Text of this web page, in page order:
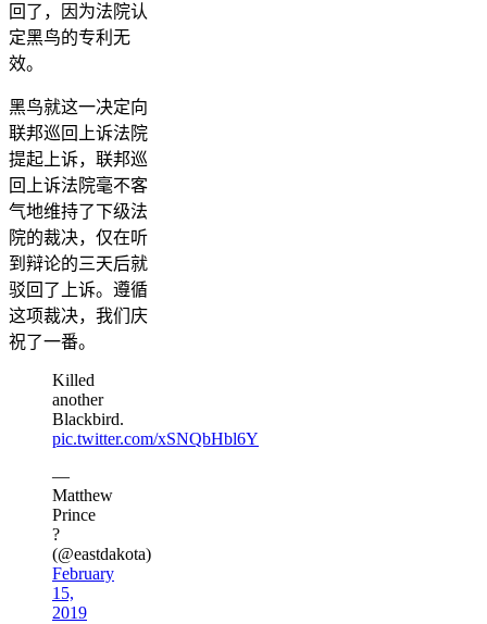
回了，因为法院认
定黑鸟的专利无
效。
黑鸟就这一决定向
联邦巡回上诉法院
提起上诉，联邦巡
回上诉法院毫不客
气地维持了下级法
院的裁决，仅在听
到辩论的三天后就
驳回了上诉。遵循
这项裁决，我们庆
祝了一番。
Killed
another
Blackbird.
pic.twitter.com/xSNQbHbl6Y
—
Matthew
Prince
?
(@eastdakota)
February
15,
2019